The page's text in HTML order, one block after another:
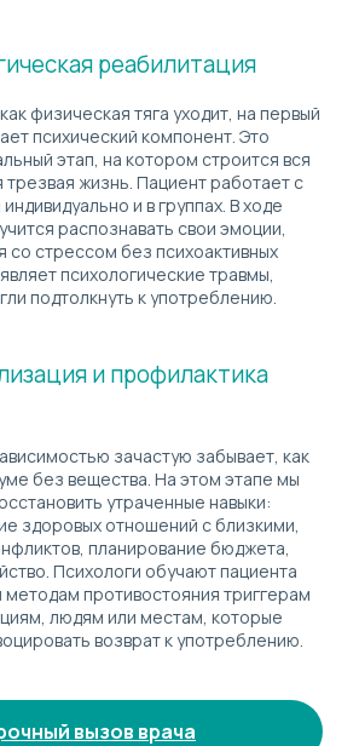
реабилитация
физическая тяга уходит, на первый
психический компонент. Это
этап, на котором строится вся
жизнь. Пациент работает с
и в группах. В ходе
распознавать свои эмоции,
со стрессом без психоактивных
психологические травмы,
подтолкнуть к употреблению.
и профилактика
зачастую забывает, как
без вещества. На этом этапе мы
утраченные навыки:
здоровых отношений с близкими,
планирование бюджета,
Психологи обучают пациента
противостояния триггерам
людям или местам, которые
возврат к употреблению.
вызов врача